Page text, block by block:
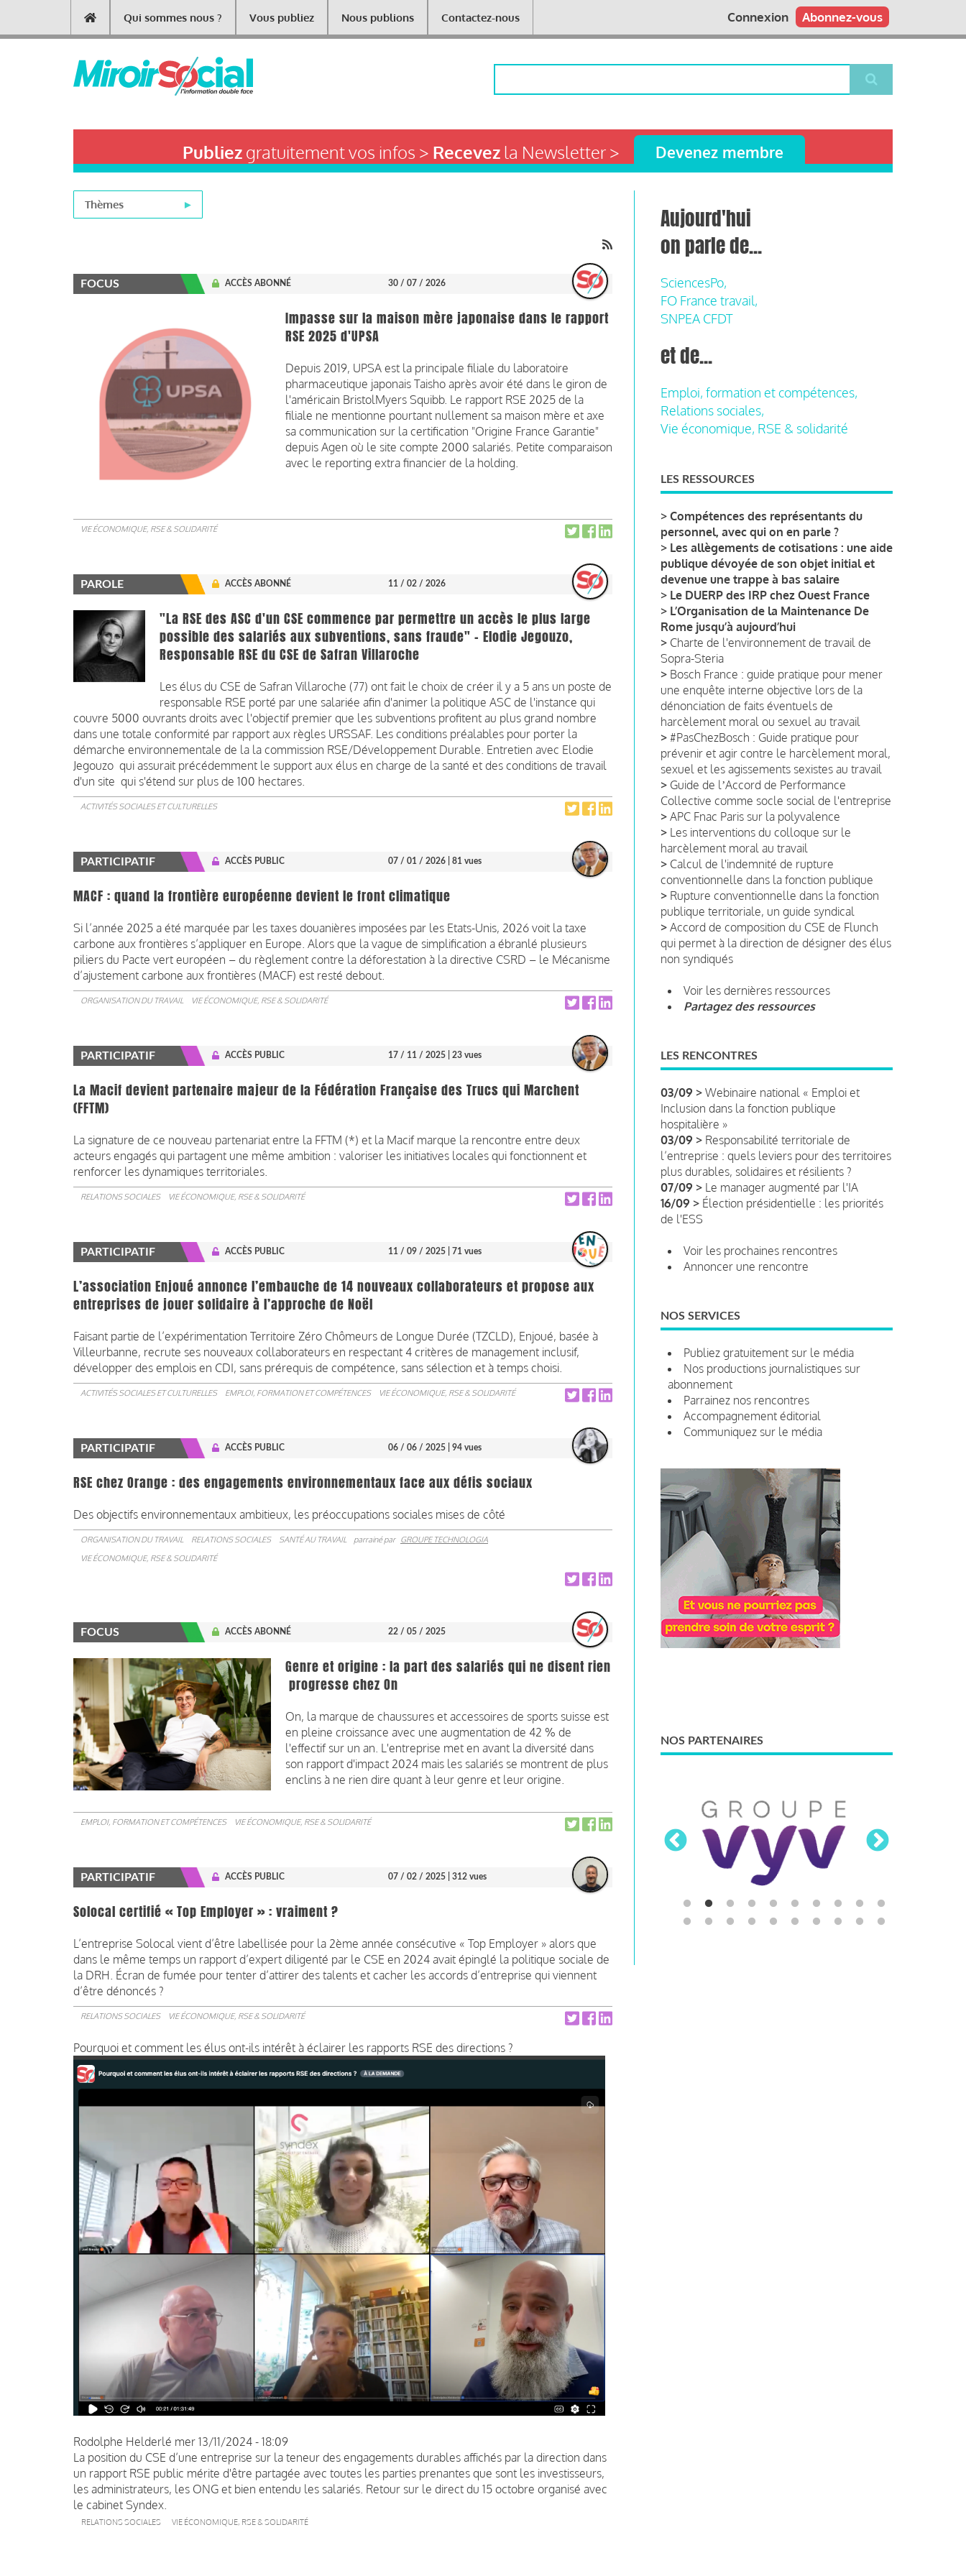
contenu
Main
navigation
Qui sommes nous ? Vous publiez Nous publions Contactez-nous Abonnez-vous
Connexion
Publiezgratuitement vos infos > Recevezla Newsletter > Devenez membre
Thèmes
FOCUS ACCÈS ABONNÉ 30 / 07 / 2026
Impasse sur la maison mère japonaise dans le rapport
RSE 2025 d'UPSA
Depuis 2019, UPSA est la principale filiale du laboratoire
pharmaceutique japonais Taisho après avoir été dans le giron de
l'américain BristolMyers Squibb. Le rapport RSE 2025 de la
filiale ne mentionne pourtant nullement sa maison mère et axe
sa communication sur la certification "Origine France Garantie"
depuis Agen où le site compte 2000 salariés. Petite comparaison
avec le reporting extra financier de la holding.
VIE ÉCONOMIQUE, RSE & SOLIDARITÉ
PAROLE ACCÈS ABONNÉ 11 / 02 / 2026
"La RSE des ASC d'un CSE commence par permettre un accès le plus large
possible des salariés aux subventions, sans fraude" - Elodie Jegouzo,
Responsable RSE du CSE de Safran Villaroche
Les élus du CSE de Safran Villaroche (77) ont fait le choix de créer il y a 5 ans un poste de
responsable RSE porté par une salariée afin d'animer la politique ASC de l'instance qui
couvre 5000 ouvrants droits avec l'objectif premier que les subventions profitent au plus grand nombre
dans une totale conformité par rapport aux règles URSSAF. Les conditions préalables pour porter la
démarche environnementale de la la commission RSE/Développement Durable. Entretien avec Elodie
Jegouzo qui assurait précédemment le support aux élus en charge de la santé et des conditions de travail
d'un site qui s'étend sur plus de 100 hectares.
ACTIVITÉS SOCIALES ET CULTURELLES
PARTICIPATIF ACCÈS PUBLIC 07 / 01 / 2026 | 81 vues
MACF : quand la frontière européenne devient le front climatique
Si l’année 2025 a été marquée par les taxes douanières imposées par les Etats-Unis, 2026 voit la taxe
carbone aux frontières s’appliquer en Europe. Alors que la vague de simplification a ébranlé plusieurs
piliers du Pacte vert européen – du règlement contre la déforestation à la directive CSRD – le Mécanisme
d’ajustement carbone aux frontières (MACF) est resté debout.
ORGANISATION DU TRAVAIL VIE ÉCONOMIQUE, RSE & SOLIDARITÉ
PARTICIPATIF ACCÈS PUBLIC 17 / 11 / 2025 | 23 vues
La Macif devient partenaire majeur de la Fédération Française des Trucs qui Marchent
(FFTM)
La signature de ce nouveau partenariat entre la FFTM (*) et la Macif marque la rencontre entre deux
acteurs engagés qui partagent une même ambition : valoriser les initiatives locales qui fonctionnent et
renforcer les dynamiques territoriales.
RELATIONS SOCIALES VIE ÉCONOMIQUE, RSE & SOLIDARITÉ
PARTICIPATIF ACCÈS PUBLIC 11 / 09 / 2025 | 71 vues
L’association Enjoué annonce l’embauche de 14 nouveaux collaborateurs et propose aux
entreprises de jouer solidaire à l’approche de Noël
Faisant partie de l’expérimentation Territoire Zéro Chômeurs de Longue Durée (TZCLD), Enjoué, basée à
Villeurbanne, recrute ses nouveaux collaborateurs en respectant 4 critères de management inclusif,
développer des emplois en CDI, sans prérequis de compétence, sans sélection et à temps choisi.
ACTIVITÉS SOCIALES ET CULTURELLES EMPLOI, FORMATION ET COMPÉTENCES VIE ÉCONOMIQUE, RSE & SOLIDARITÉ
PARTICIPATIF ACCÈS PUBLIC 06 / 06 / 2025 | 94 vues
RSE chez Orange : des engagements environnementaux face aux défis sociaux
Des objectifs environnementaux ambitieux, les préoccupations sociales mises de côté
ORGANISATION DU TRAVAIL RELATIONS SOCIALES SANTÉ AU TRAVAIL parrainé par GROUPE TECHNOLOGIA
VIE ÉCONOMIQUE, RSE & SOLIDARITÉ
FOCUS ACCÈS ABONNÉ 22 / 05 / 2025
Genre et origine : la part des salariés qui ne disent rien
progresse chez On
On, la marque de chaussures et accessoires de sports suisse est
en pleine croissance avec une augmentation de 42 % de
l'effectif sur un an. L'entreprise met en avant la diversité dans
son rapport d'impact 2024 mais les salariés se montrent de plus
enclins à ne rien dire quant à leur genre et leur origine.
EMPLOI, FORMATION ET COMPÉTENCES VIE ÉCONOMIQUE, RSE & SOLIDARITÉ
PARTICIPATIF ACCÈS PUBLIC 07 / 02 / 2025 | 312 vues
Solocal certifié « Top Employer » : vraiment ?
L’entreprise Solocal vient d’être labellisée pour la 2ème année consécutive « Top Employer » alors que
dans le même temps un rapport d’expert diligenté par le CSE en 2024 avait épinglé la politique sociale de
la DRH. Écran de fumée pour tenter d’attirer des talents et cacher les accords d’entreprise qui viennent
d’être dénoncés ?
RELATIONS SOCIALES VIE ÉCONOMIQUE, RSE & SOLIDARITÉ
Pourquoi et comment les élus ont-ils intérêt à éclairer les rapports RSE des directions ?
Rodolphe Helderlé mer 13/11/2024 - 18:09
La position du CSE d’une entreprise sur la teneur des engagements durables affichés par la direction dans
un rapport RSE public mérite d'être partagée avec toutes les parties prenantes que sont les investisseurs,
les administrateurs, les ONG et bien entendu les salariés. Retour sur le direct du 15 octobre organisé avec
le cabinet Syndex.
RELATIONS SOCIALES VIE ÉCONOMIQUE, RSE & SOLIDARITÉ
Aujourd'hui
on parle de...
SciencesPo,
FO France travail,
SNPEA CFDT
et de...
Emploi, formation et compétences,
Relations sociales,
Vie économique, RSE & solidarité
LES RESSOURCES
> Compétences des représentants du
personnel, avec qui on en parle ?
> Les allègements de cotisations : une aide
publique dévoyée de son objet initial et
devenue une trappe à bas salaire
> Le DUERP des IRP chez Ouest France
> L’Organisation de la Maintenance De
Rome jusqu’à aujourd’hui
> Charte de l'environnement de travail de
Sopra-Steria
> Bosch France : guide pratique pour mener
une enquête interne objective lors de la
dénonciation de faits éventuels de
harcèlement moral ou sexuel au travail
> #PasChezBosch : Guide pratique pour
prévenir et agir contre le harcèlement moral,
sexuel et les agissements sexistes au travail
> Guide de lʼAccord de Performance
Collective comme socle social de l'entreprise
> APC Fnac Paris sur la polyvalence
> Les interventions du colloque sur le
harcèlement moral au travail
> Calcul de l'indemnité de rupture
conventionnelle dans la fonction publique
> Rupture conventionnelle dans la fonction
publique territoriale, un guide syndical
> Accord de composition du CSE de Flunch
qui permet à la direction de désigner des élus
non syndiqués
Voir les dernières ressources
Partagez des ressources
LES RENCONTRES
03/09 > Webinaire national « Emploi et
Inclusion dans la fonction publique
hospitalière »
03/09 > Responsabilité territoriale de
l’entreprise : quels leviers pour des territoires
plus durables, solidaires et résilients ?
07/09 > Le manager augmenté par l'IA
16/09 > Élection présidentielle : les priorités
de l'ESS
Voir les prochaines rencontres
Annoncer une rencontre
NOS SERVICES
Publiez gratuitement sur le média
Nos productions journalistiques sur
abonnement
Parrainez nos rencontres
Accompagnement éditorial
Communiquez sur le média
NOS PARTENAIRES